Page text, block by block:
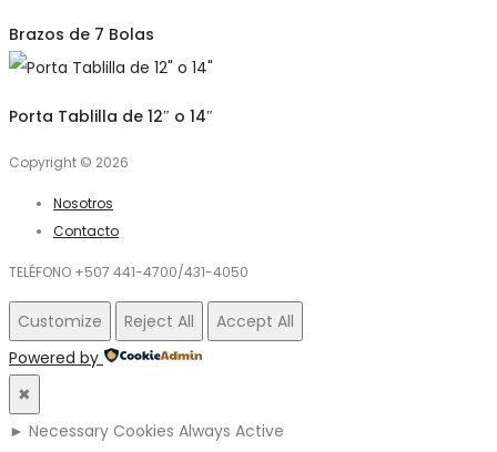
Brazos de 7 Bolas
Porta Tablilla de 12″ o 14″
Copyright © 2026
Nosotros
Contacto
TELÉFONO +507 441-4700/431-4050
Customize Reject All
Accept All
Powered by
✖
► Necessary Cookies Always Active